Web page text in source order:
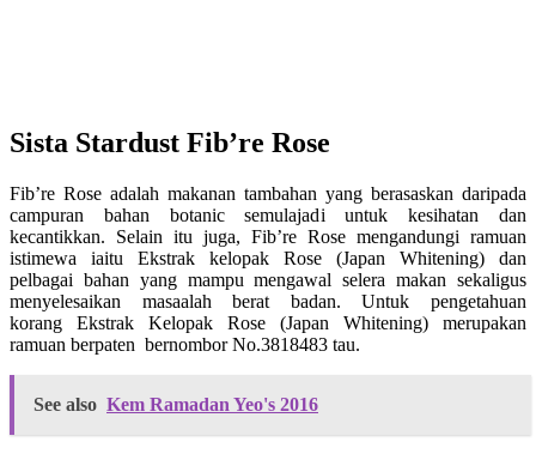
Sista Stardust Fib’re Rose
Fib’re Rose adalah makanan tambahan yang berasaskan daripada
campuran bahan botanic semulajadi untuk kesihatan dan
kecantikkan. Selain itu juga, Fib’re Rose mengandungi ramuan
istimewa iaitu Ekstrak kelopak Rose (Japan Whitening) dan
pelbagai bahan yang mampu mengawal selera makan sekaligus
menyelesaikan masaalah berat badan. Untuk pengetahuan
korang Ekstrak Kelopak Rose (Japan Whitening) merupakan
ramuan berpaten bernombor No.3818483 tau.
See also Kem Ramadan Yeo's 2016